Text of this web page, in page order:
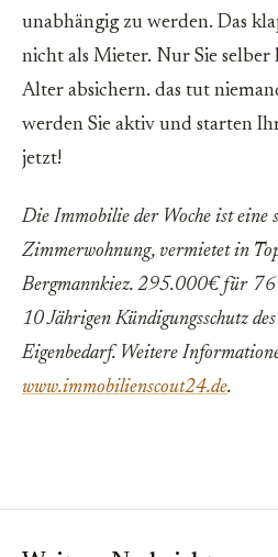
unabhängig zu werden. Das
nicht als Mieter. Nur Sie selber
Alter absichern. das tut
werden Sie aktiv und starten
jetzt!
Die Immobilie der Woche ist eine
Zimmerwohnung, vermietet in
Bergmannkiez. 295.000€ für 76
10 Jährigen Kündigungsschutz
Eigenbedarf. Weitere
www.immobilienscout24.de.